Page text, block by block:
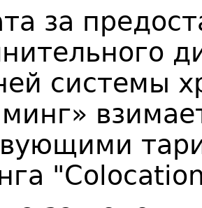
за
системы